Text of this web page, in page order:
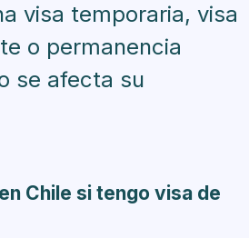
visa temporaria, visa
o permanencia
se afecta su
Chile si tengo visa de